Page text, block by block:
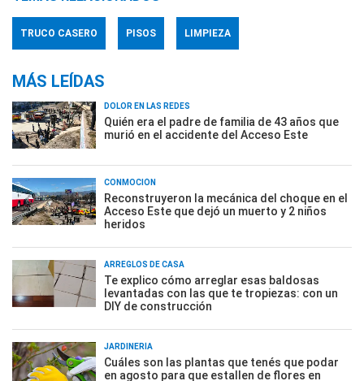
TRUCO CASERO PISOS LIMPIEZA
MÁS LEÍDAS
DOLOR EN LAS REDES
Quién era el padre de familia de 43 años que
murió en el accidente del Acceso Este
CONMOCIÓN
Reconstruyeron la mecánica del choque en el
Acceso Este que dejó un muerto y 2 niños
heridos
ARREGLOS DE CASA
Te explico cómo arreglar esas baldosas
levantadas con las que te tropiezas: con un
DIY de construcción
JARDINERÍA
Cuáles son las plantas que tenés que podar
en agosto para que estallen de flores en